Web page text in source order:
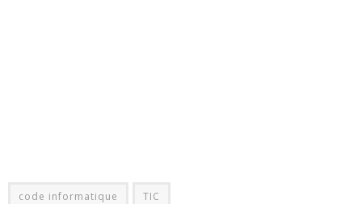
code informatique TIC